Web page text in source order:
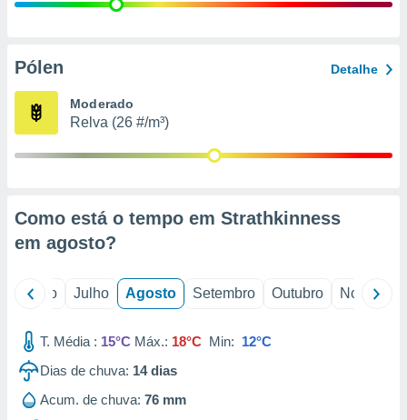
e
de
Pólen Detalhe
Moderado
Relva (26 #/m³)
Como está o tempo em Strathkinness
em agosto?
Junho Julho Agosto Setembro Outubro Novembro
T. Média : 15°C Máx.: 18°C Min: 12°C
Dias de chuva: 14dias
Acum. de chuva: 76 mm